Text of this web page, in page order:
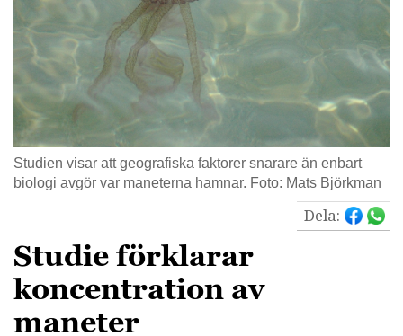
Studien visar att geografiska faktorer snarare än enbart
biologi avgör var maneterna hamnar. Foto: Mats Björkman
Dela:
Studie förklarar
koncentration av
maneter